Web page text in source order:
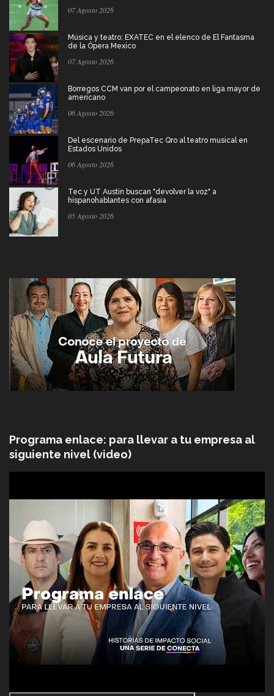
07 Agosto 2026
Música y teatro: EXATEC en el elenco de El Fantasma
de la Ópera Mexico
07 Agosto 2026
Borregos CCM van por el campeonato en liga mayor de
americano
06 Agosto 2026
Del escenario de PrepaTec Qro al teatro musical en
Estados Unidos
06 Agosto 2026
Tec y UT Austin buscan "devolver la voz" a
hispanohablantes con afasia
05 Agosto 2026
Programa enlace: para llevar a tu empresa al
siguiente nivel (video)